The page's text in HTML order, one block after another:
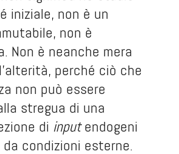
iniziale, non è un
non è
Non è neanche mera
perché ciò che
non può essere
stregua di una
di inputendogeni
condizioni esterne.